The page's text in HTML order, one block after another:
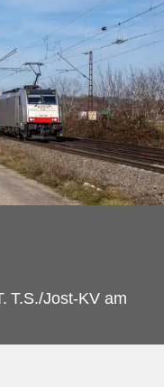
T.S./Jost-KV am